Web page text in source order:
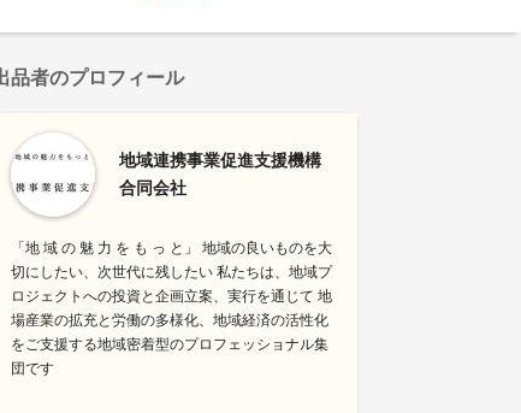
品者のプロフィール
地域連携事業促進支援機構
合同会社
「地 域 の 魅 力 を も っ と」 地域の良いものを大
切にしたい、次世代に残したい 私たちは、地域プ
ロジェクトへの投資と企画立案、実行を通じて 地
場産業の拡充と労働の多様化、地域経済の活性化
をご支援する地域密着型のプロフェッショナル集
団です